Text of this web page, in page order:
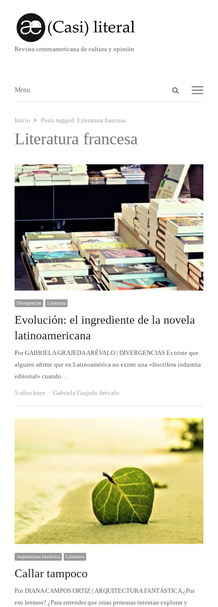
Revista centroamericana de cultura y opinión
Abrir
Menú
Menu
Inicio Posts tagged: Literatura francesa
Literatura francesa
Divergencias Literatura
Evolución: el ingrediente de la novela
latinoamericana
Por GABRIELA GRAJEDA ARÉVALO | DIVERGENCIAS Es triste que
alguien afirme que en Latinoamérica no existe una «fructífera industria
editorial» cuando…
5 años hace Autor
Gabriela Grajeda Arévalo
Arquitectura fantástica Literatura
Callar tampoco
Por DIANA CAMPOS ORTIZ | ARQUITECTURA FANTÁSTICA ¿Por
eso leemos? ¿Para entender que otras personas intentan explorar y